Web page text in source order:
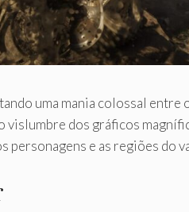
uma mania colossal entre
dos gráficos
e as regiões do